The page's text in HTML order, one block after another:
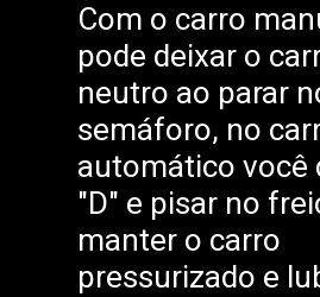
Com o carro
pode deixar o
neutro ao parar
semáforo, no
automático você
"D" e pisar no
manter o carro
pressurizado e